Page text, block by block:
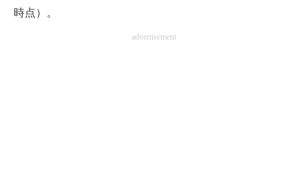
時点）。
advertisement